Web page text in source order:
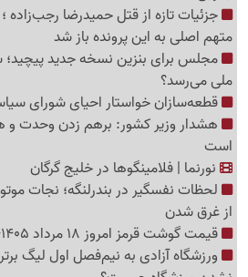
جزئیات تازه از قتل حمیدرضا رجب‌زاده
متهم اصلی به این پرونده باز شد
مجلس برای بنزین نسخه جدید پیچید؛
ملی می‌رسد؟
قطعه‌سازان خواستار احیای شورای
هشدار وزیر کشور: برهم زدن وحدت
است
نورنما | فلامینگوها در خلیج گرگان
لحظات نفسگیر در بندرلنگه؛ نجات
از غرق شدن
قیمت گوشت قرمز امروز 18 مرداد 1405+ جدول قیمت ها
ورزشگاه آزادی به نیم‌فصل اول لیگ